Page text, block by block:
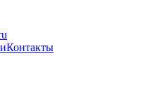
Контакты